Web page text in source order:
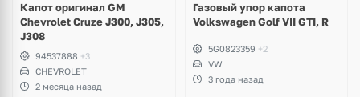
Капот оригинал GM
Chevrolet Cruze J300, J305,
J308
94537888 +3
CHEVROLET
2 месяца назад
Газовый упор капота
Volkswagen Golf VII GTI, R
5G0823359 +2
VW
3 года назад